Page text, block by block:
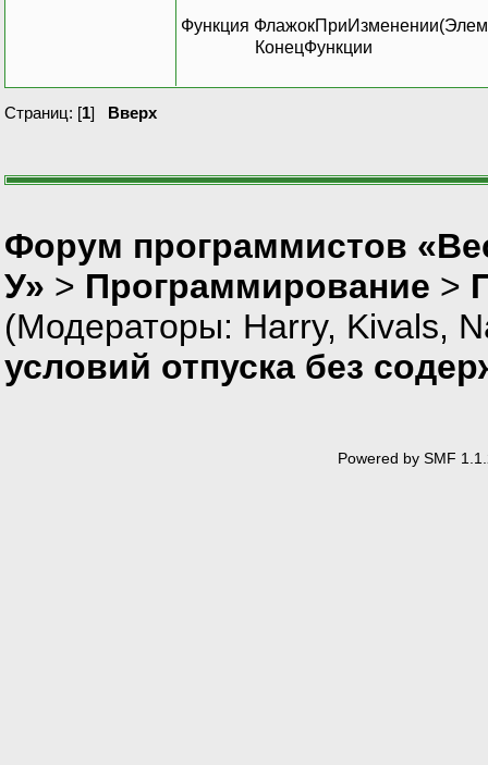
Функция
КонецФункции
Страниц: [1] Вверх
Форум программистов
У» > Программирование >
(Модераторы: Harry, Kivals,
условий отпуска без
Powered by SMF